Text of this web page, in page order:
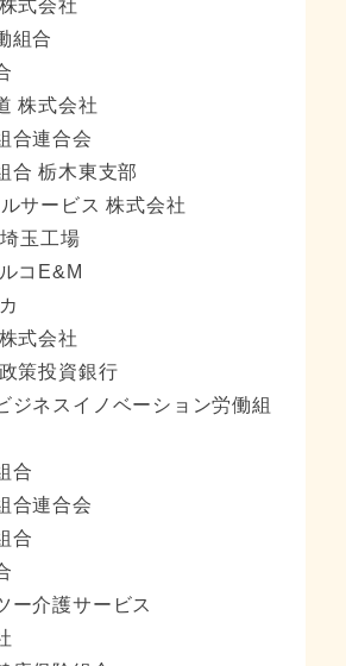
式会社
組合
株式会社
合連合会
合 栃木東支部
サービス 株式会社
玉工場
コE&M
式会社
策投資銀行
ジネスイノベーション労働組
合
合連合会
合
ー介護サービス